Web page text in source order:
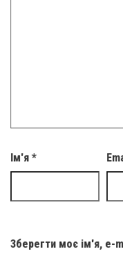
Ім'я *
Зберегти моє ім'я, e-